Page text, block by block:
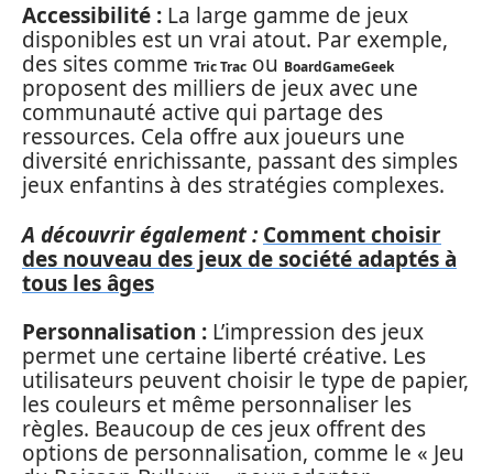
Accessibilité : La large gamme de jeux
disponibles est un vrai atout. Par exemple,
des sites comme Tric Trac ou BoardGameGeek
proposent des milliers de jeux avec une
communauté active qui partage des
ressources. Cela offre aux joueurs une
diversité enrichissante, passant des simples
jeux enfantins à des stratégies complexes.
A découvrir également : Comment choisir
des nouveau des jeux de société adaptés à
tous les âges
Personnalisation : L’impression des jeux
permet une certaine liberté créative. Les
utilisateurs peuvent choisir le type de papier,
les couleurs et même personnaliser les
règles. Beaucoup de ces jeux offrent des
options de personnalisation, comme le « Jeu